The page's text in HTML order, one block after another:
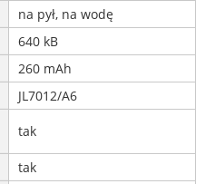
na pył, na wodę
640 kB
260 mAh
JL7012/A6
tak
tak